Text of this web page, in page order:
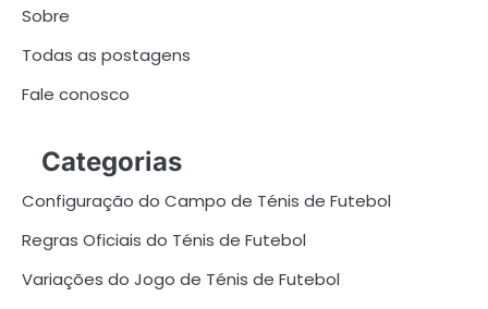
Sobre
Todas as postagens
Fale conosco
Categorias
Configuração do Campo de Ténis de Futebol
Regras Oficiais do Ténis de Futebol
Variações do Jogo de Ténis de Futebol